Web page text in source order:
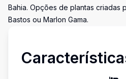
Bahia. Opções de plantas criadas
Bastos ou Marlon Gama.